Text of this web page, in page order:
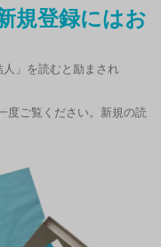
規登録にはお
」を読むと励まされ
度ご覧ください。新規の読